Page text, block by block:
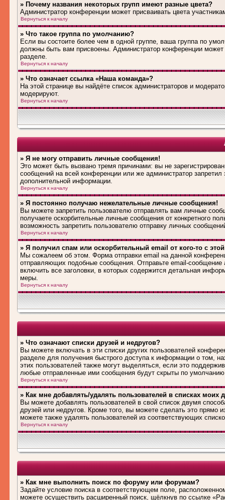
» Почему названия некоторых групп имеют разные цвета?
Администратор конференции может присваивать цвета
Вернуться к началу
» Что такое группа по умолчанию?
Если вы состоите более чем в одной группе, ваша группа по
должны быть вам присвоены. Администратор конференции
разделе.
Вернуться к началу
» Что означает ссылка «Наша команда»?
На этой странице вы найдёте список администраторов и
модерируют.
Вернуться к началу
» Я не могу отправить личные сообщения!
Это может быть вызвано тремя причинами: вы не
сообщений на всей конференции или же администратор
дополнительной информации.
Вернуться к началу
» Я постоянно получаю нежелательные личные сообщения!
Вы можете запретить пользователю отправлять вам личные
получаете оскорбительные личные сообщения от конкретного
возможность запретить пользователю отправку личных
Вернуться к началу
» Я получил спам или оскорбительный email от кого-то с
Мы сожалеем об этом. Форма отправки email на данной
отправляющих подобные сообщения. Отправьте email-
включить все заголовки, в которых содержится детальная
меры.
Вернуться к началу
» Что означают списки друзей и недругов?
Вы можете включать в эти списки других пользователей
разделе для получения быстрого доступа к информации о том,
этих пользователей также могут выделяться, если это
любые отправленные ими сообщения будут скрыты по
Вернуться к началу
» Как мне добавлять/удалять пользователей в списках моих
Вы можете добавлять пользователей в свой список двумя
друзей или недругов. Кроме того, вы можете сделать это прямо
можете также удалять пользователей из соответствующих
Вернуться к началу
» Как мне выполнить поиск по форуму или форумам?
Задайте условие поиска в соответствующем поле,
можете осуществить расширенный поиск, щёлкнув по ссылке